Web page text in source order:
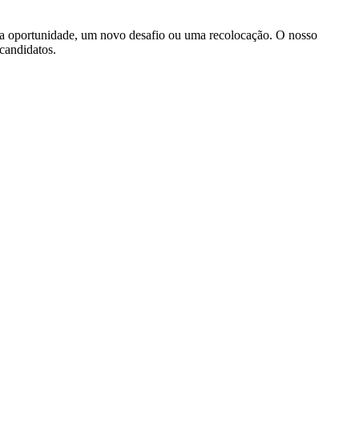
um novo desafio ou uma recolocação. O nosso